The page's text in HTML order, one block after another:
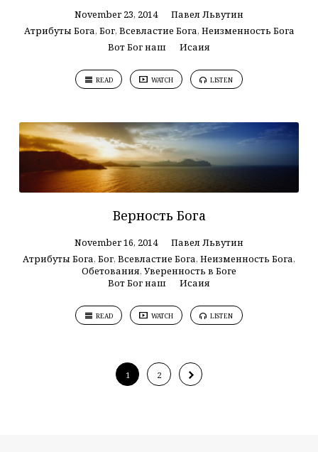
November 23, 2014
Павел Львутин
Атрибуты Бога, Бог, Всевластие Бога, Неизменность Бога
Вот Бог наш
Исаия
READ WATCH LISTEN
Верность Бога
November 16, 2014
Павел Львутин
Атрибуты Бога, Бог, Всевластие Бога, Неизменность Бога,
Обетования, Уверенность в Боге
Вот Бог наш
Исаия
READ WATCH LISTEN
1 2